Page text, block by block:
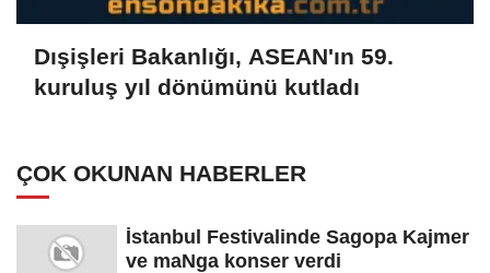
Dışişleri Bakanlığı, ASEAN'ın 59.
kuruluş yıl dönümünü kutladı
ÇOK OKUNAN HABERLER
İstanbul Festivalinde Sagopa Kajmer
ve maNga konser verdi